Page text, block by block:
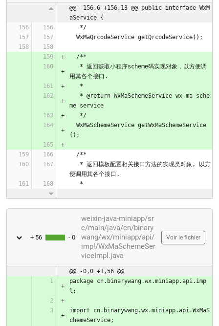
@@ -156,6 +156,13 @@ public interface WxM
aService {
   */
  WxMaQrcodeService getQrcodeService();
  /**
用其各个接口.
   *
me service
   */
();
  /**
便调用其各个接口.
   *
+ 56 - 0
weixin-java-miniapp/sr
c/main/java/cn/binary
wang/wx/miniapp/api/
impl/WxMaSchemeSer
viceImpl.java
Voir le fichier
@@ -0,0 +1,56 @@
package cn.binarywang.wx.miniapp.api.imp
l;
import cn.binarywang.wx.miniapp.api.WxMaS
chemeService;